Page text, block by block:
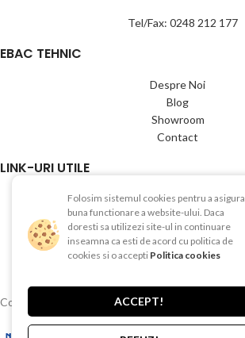
Tel/Fax: 0248 212 177
EBAC TEHNIC
Despre Noi
Blog
Showroom
Contact
LINK-URI UTILE
Termeni si conditii
Politica de Confientialitate
Politica de Cookies
Politica de retur
Copyright © 2015-2025 EBAC TEHNIC
Folosim sistemul cookies pentru a asigura
buna functionare a website-ului. Daca
doresti sa utilizezi site-ul in continuare
inseamna ca esti de acord cu politica de
cookies si o accepti Politica cookies
ACCEPT!